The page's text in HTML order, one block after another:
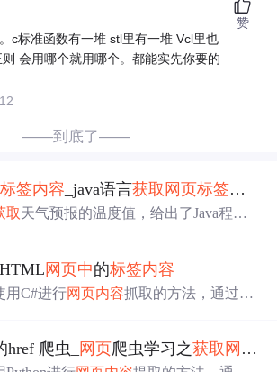
c标准函数有一堆 stl里有一堆 Vcl里也
会用哪个就用哪个。都能实先你要的
赞
——到底了——
标签内容 _java语言获取 网页标签中
取天气预报的温度值，给出了Java程序
网页中的标签内容
用C#进行网页内容抓取的方法，通过Su
href 爬虫_ 网页爬虫学习之获取 网页